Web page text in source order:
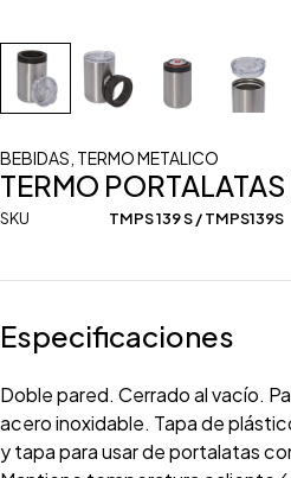
BEBIDAS TERMO METALICO
TERMO
SKU TMPS 139 S / TMPS139S
Especificaciones
Doble pared. Cerrado al vacío.
acero inoxidable. Tapa de
y tapa para usar de portalatas